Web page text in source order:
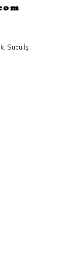
Sucu İş